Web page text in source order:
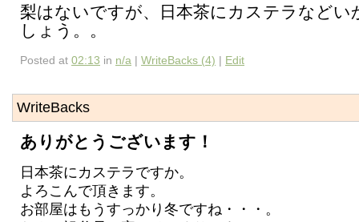
梨はないですが、日本茶にカステラなどい
しょう。。
Posted at 02:13 in n/a WriteBacks (4) Edit
WriteBacks
ありがとうございます！
日本茶にカステラですか。
よろこんで頂きます。
お部屋はもうすっかり冬ですね・・・。